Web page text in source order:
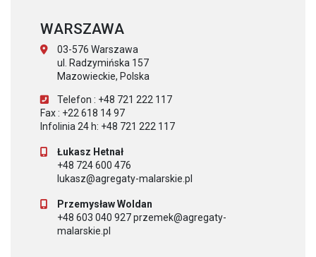
WARSZAWA
03-576 Warszawa
ul. Radzymińska 157
Mazowieckie, Polska
Telefon : +48 721 222 117
Fax : +22 618 14 97
Infolinia 24 h: +48 721 222 117
Łukasz Hetnał
+48 724 600 476
lukasz@agregaty-malarskie.pl
Przemysław Woldan
+48 603 040 927 przemek@agregaty-
malarskie.pl